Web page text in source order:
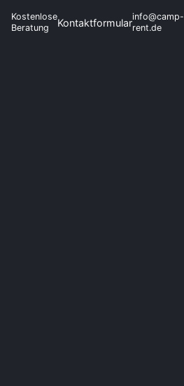
Kostenlose
Beratung
Kontaktformularinfo@camp-
rent.de